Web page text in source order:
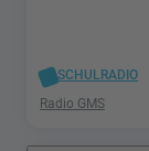
SCHULRADIO
Radio GMS